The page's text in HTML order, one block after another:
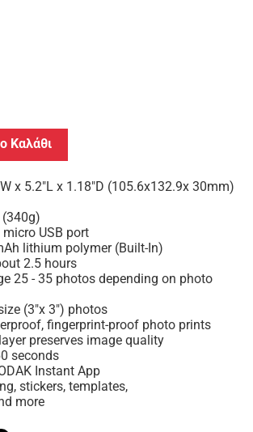
Καλάθι
x 5.2"L x 1.18"D (105.6x132.9x 30mm)
(340g)
micro USB port
lithium polymer (Built-In)
2.5 hours
25 - 35 photos depending on photo
(3"x 3") photos
fingerprint-proof photo prints
preserves image quality
seconds
Instant App
stickers, templates,
more